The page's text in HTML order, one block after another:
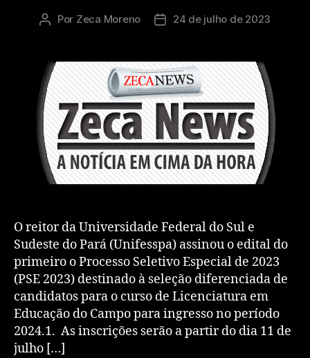
Por Zeca Moreno 24 de julho de 2023
O reitor da Universidade Federal do Sul e
Sudeste do Pará (Unifesspa) assinou o edital do
primeiro o Processo Seletivo Especial de 2023
(PSE 2023) destinado à seleção diferenciada de
candidatos para o curso de Licenciatura em
Educação do Campo para ingresso no período
2024.1. As inscrições serão a partir do dia 11 de
julho […]